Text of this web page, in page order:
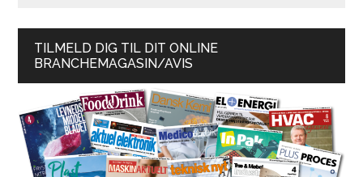
TILMELD DIG TIL DIT ONLINE
BRANCHEMAGASIN/AVIS